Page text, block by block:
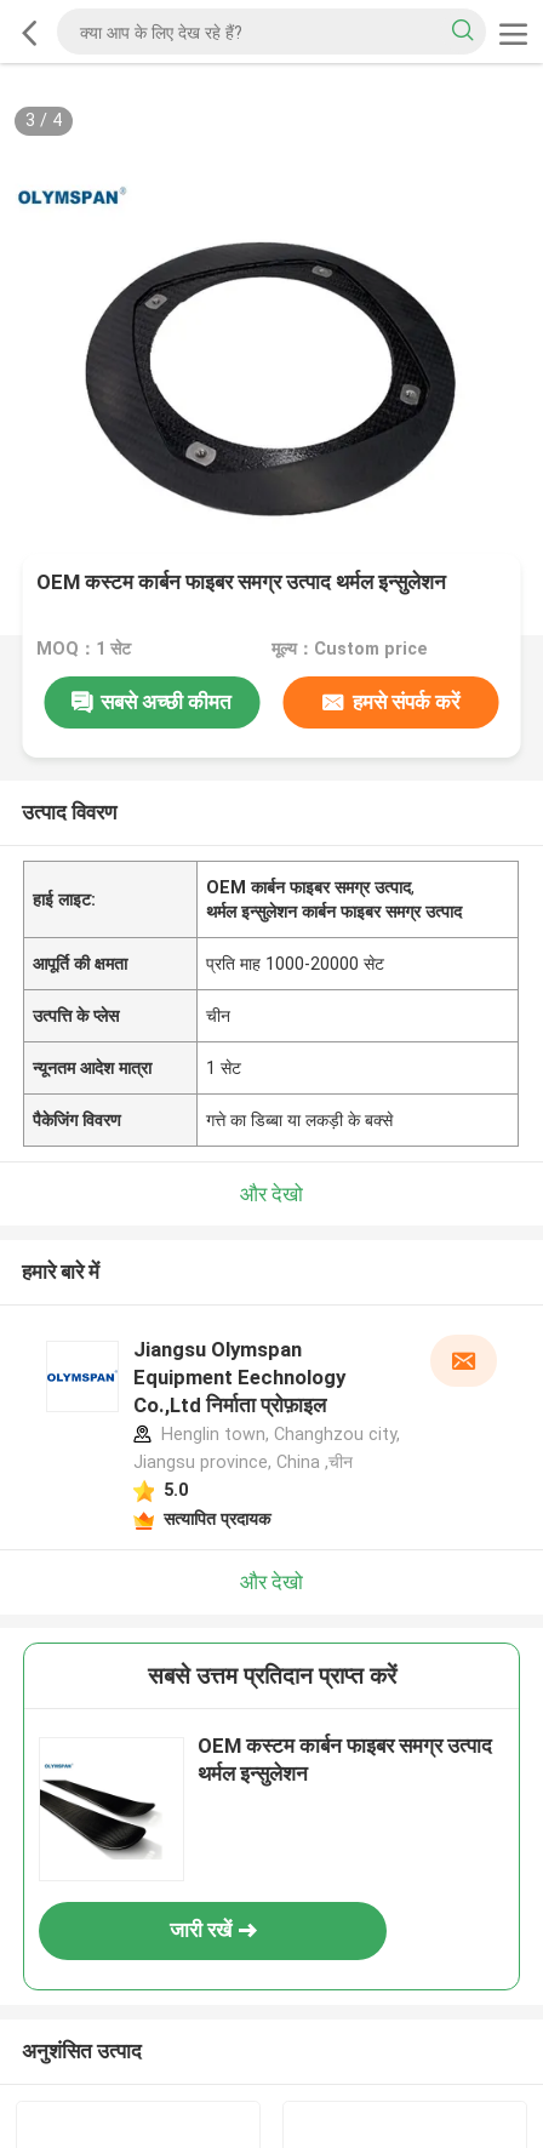
3 / 4
OEM कस्टम कार्बन फाइबर समग्र उत्पाद थर्मल इन्सुलेशन
MOQ：1 सेट मूल्य：Custom price
सबसे अच्छी कीमत हमसे संपर्क करें
उत्पाद विवरण
हाई लाइट:
OEM कार्बन फाइबर समग्र उत्पाद,
थर्मल इन्सुलेशन कार्बन फाइबर समग्र उत्पाद
आपूर्ति की क्षमता प्रति माह 1000-20000 सेट
उत्पत्ति के प्लेस चीन
न्यूनतम आदेश मात्रा 1 सेट
पैकेजिंग विवरण गत्ते का डिब्बा या लकड़ी के बक्से
और देखो
हमारे बारे में
Jiangsu Olymspan
Equipment Eechnology
Co.,Ltd निर्माता प्रोफ़ाइल
Henglin town, Changhzou city,
Jiangsu province, China ,चीन
5.0
सत्यापित प्रदायक
और देखो
सबसे उत्तम प्रतिदान प्राप्त करें
OEM कस्टम कार्बन फाइबर समग्र उत्पाद
थर्मल इन्सुलेशन
जारी रखें
अनुशंसित उत्पाद